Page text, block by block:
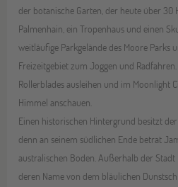
der botanische Garten, der heute über 30
Palmenhain, ein Tropenhaus und einen
weitläufige Parkgelände des Moore Parks
Freizeitgebiet zum Joggen und
Rollerblades ausleihen und im Moonlight
Himmel anschauen.
Einen historischen Hintergrund besitzt
denn an seinem südlichen Ende betrat
australischen Boden. Außerhalb der
deren Name von dem bläulichen